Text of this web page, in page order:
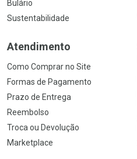
Bulário
Sustentabilidade
Atendimento
Como Comprar no Site
Formas de Pagamento
Prazo de Entrega
Reembolso
Troca ou Devolução
Marketplace